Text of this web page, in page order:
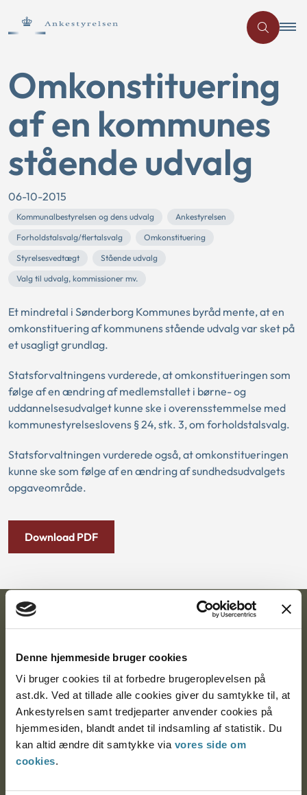
Denne hjemmeside bruger cookies
Vi bruger cookies til at forbedre brugeroplevelsen på
ast.dk. Ved at tillade alle cookies giver du samtykke til, at
Ankestyrelsen samt tredjeparter anvender cookies på
hjemmesiden, blandt andet til indsamling af statistik. Du
kan altid ændre dit samtykke via vores side om
cookies.
Omkonstituering
af en kommunes
stående udvalg
06-10-2015
Kommunalbestyrelsen og dens udvalg
Ankestyrelsen
Forholdstalsvalg/flertalsvalg
Omkonstituering
Styrelsesvedtægt
Stående udvalg
Valg til udvalg, kommissioner mv.
Et mindretal i Sønderborg Kommunes byråd mente, at en
omkonstituering af kommunens stående udvalg var sket på
et usagligt grundlag.
Statsforvaltningens vurderede, at omkonstitueringen som
følge af en ændring af medlemstallet i børne- og
uddannelsesudvalget kunne ske i overensstemmelse med
kommunestyrelseslovens § 24, stk. 3, om forholdstalsvalg.
Statsforvaltningen vurderede også, at omkonstitueringen
kunne ske som følge af en ændring af sundhedsudvalgets
opgaveområde.
Download PDF
Ankestyrelsen
Nytorv 7, 2. sal
9000 Aalborg
Ankestyrelsen Aalborg
Ankestyrelsen København